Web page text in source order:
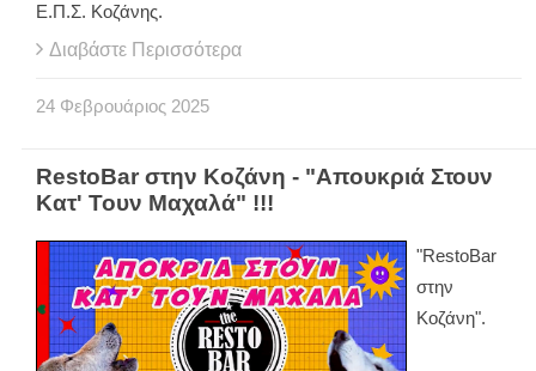
Ε.Π.Σ. Κοζάνης.
Διαβάστε Περισσότερα
24 Φεβρουάριος 2025
RestoBar στην Κοζάνη - "Απουκριά Στουν
Κατ' Τουν Μαχαλά" !!!
"RestoBar
στην
Κοζάνη".